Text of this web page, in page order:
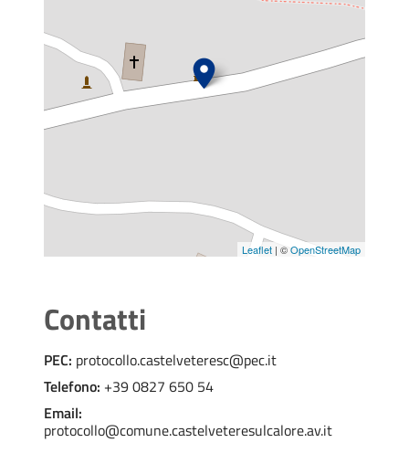
Leaflet | ©OpenStreetMap
Contatti
PEC: protocollo.castelveteresc@pec.it
Telefono: +39 0827 650 54
Email:
protocollo@comune.castelveteresulcalore.av.it